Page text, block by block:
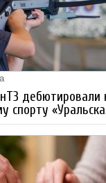
дебютировали
спорту